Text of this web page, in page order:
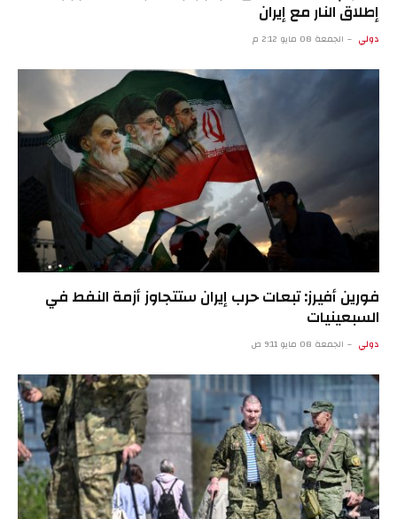
إطلاق النار مع إيران
دولي الجمعة 08 مايو 2:12 م
فورين أفيرز: تبعات حرب إيران ستتجاوز أزمة النفط في
السبعينيات
دولي الجمعة 08 مايو 9:11 ص